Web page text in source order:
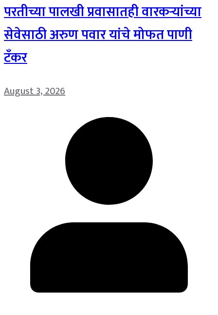
परतीच्या पालखी प्रवासातही वारकऱ्यांच्या
सेवेसाठी अरुण पवार यांचे मोफत पाणी
टँकर
August 3, 2026